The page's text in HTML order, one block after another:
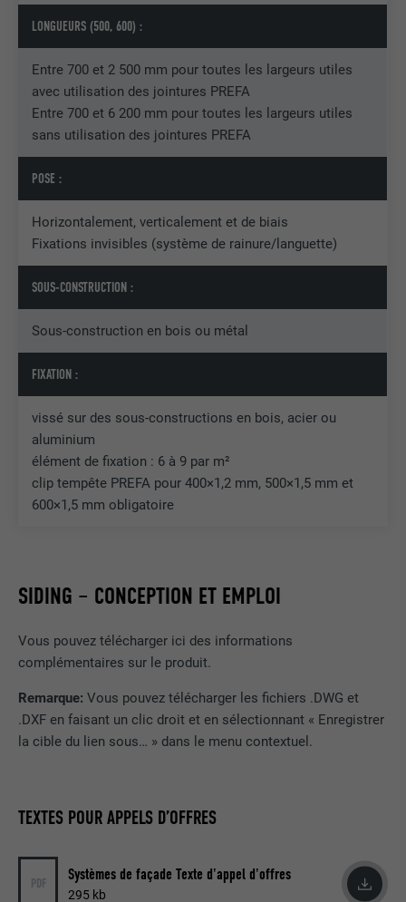
LONGUEURS (500, 600) :
Entre 700 et 2 500 mm pour toutes les largeurs utiles
avec utilisation des jointures PREFA
Entre 700 et 6 200 mm pour toutes les largeurs utiles
sans utilisation des jointures PREFA
POSE :
Horizontalement, verticalement et de biais
Fixations invisibles (système de rainure/languette)
SOUS-CONSTRUCTION :
Sous-construction en bois ou métal
FIXATION :
vissé sur des sous-constructions en bois, acier ou
aluminium
élément de fixation : 6 à 9 par m²
clip tempête PREFA pour 400×1,2 mm, 500×1,5 mm et
600×1,5 mm obligatoire
SIDING – CONCEPTION ET EMPLOI
Vous pouvez télécharger ici des informations
complémentaires sur le produit.
Remarque:Vous pouvez télécharger les fichiers .DWG et
.DXF en faisant un clic droit et en sélectionnant « Enregistrer
la cible du lien sous… » dans le menu contextuel.
TEXTES POUR APPELS D’OFFRES
PDF Systèmes de façade Texte d'appel d'offres
295 kb
NOM YSC
FOURNISSEUR YouTube
EXPIRATION Session
Utilisé par YouTube (Google) pour
NOM _gcl_au
EXPIRATION 3 mois
UTILITÉ
Utilisé par Google AdSense pour tester
Internet qui utilisent ses services.
NOM _pinterest_ct_ua
FOURNISSEUR Pinterest
unique universel (UUID) permettant de
plusieurs pages lorsque l'utilisateur ne
peut pas être identifié clairement.
NOM li_gc
UTILITÉ
des fonctions non essentielles.